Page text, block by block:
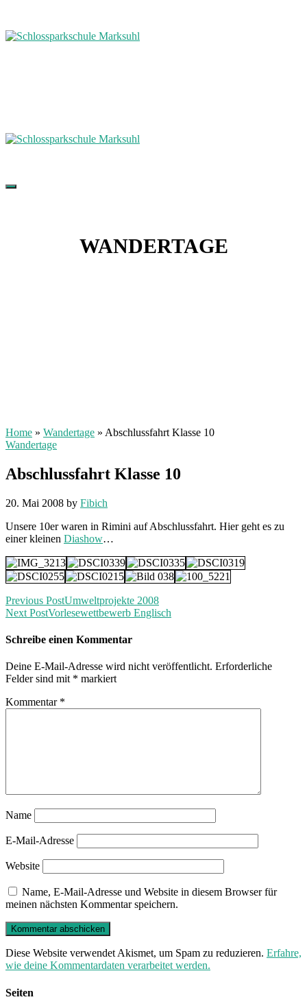
WANDERTAGE
Home » Wandertage » Abschlussfahrt Klasse 10
Wandertage
Abschlussfahrt Klasse 10
20. Mai 2008 by Fibich
Unsere 10er waren in Rimini auf Abschlussfahrt. Hier geht es zu
einer kleinen Diashow…
Previous PostUmweltprojekte 2008
Next PostVorlesewettbewerb Englisch
Schreibe einen Kommentar
Deine E-Mail-Adresse wird nicht veröffentlicht. Erforderliche
Felder sind mit * markiert
Kommentar *
Name
E-Mail-Adresse
Website
Name, E-Mail-Adresse und Website in diesem Browser für
meinen nächsten Kommentar speichern.
Diese Website verwendet Akismet, um Spam zu reduzieren. Erfahre,
wie deine Kommentardaten verarbeitet werden.
Seiten